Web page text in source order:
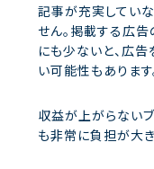
記事が充実してい
せん。掲載する広
にも少ないと、広
い可能性もあります
収益が上がらない
も非常に負担が大き